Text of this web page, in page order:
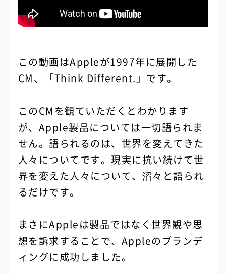
この動画はAppleが1997年に展開した
CM、「Think Different.」です。
このCMを観ていただくとわかります
が、Apple製品については一切語られま
せん。語られるのは、世界を変えてきた
人々についてです。現実に抗い続けて世
界を変えた人々について、滔々と語られ
るだけです。
まさにAppleは製品ではなく世界観や思
想を訴求することで、Appleのブランデ
ィングに成功しました。